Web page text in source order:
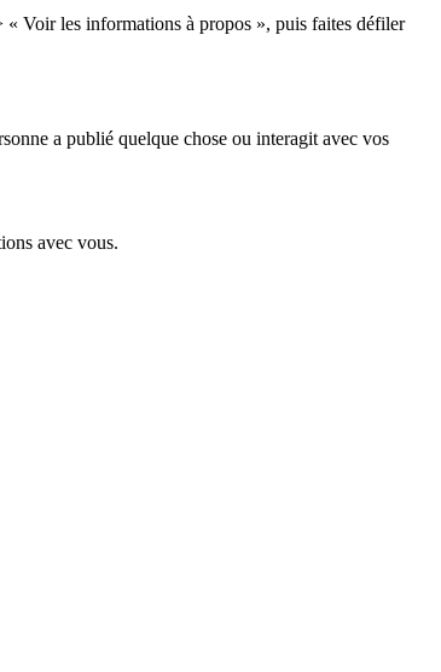
Voir les informations à propos », puis faites défiler
a publié quelque chose ou interagit avec vos
avec vous.